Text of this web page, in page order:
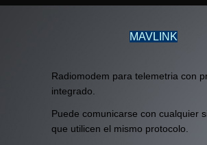
MAVLINK
Radiomodem para telemetria con
integrado.
Puede comunicarse con cualquier
que utilicen el mismo protocolo.